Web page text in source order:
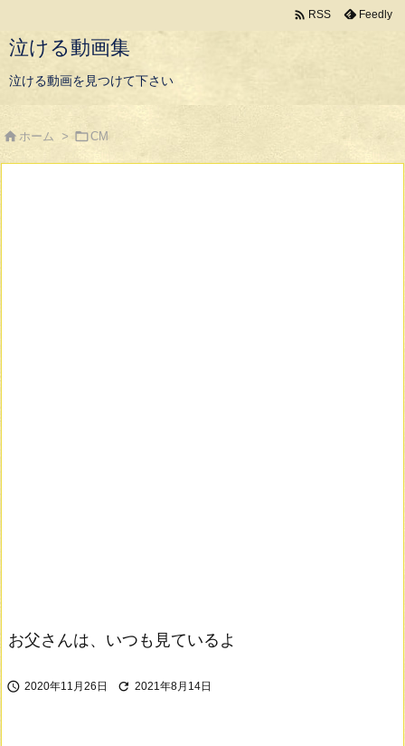
 RSS Feedly
泣ける動画集
泣ける動画を見つけて下さい
 ホーム > CM
お父さんは、いつも見ているよ
 2020年11月26日  2021年8月14日